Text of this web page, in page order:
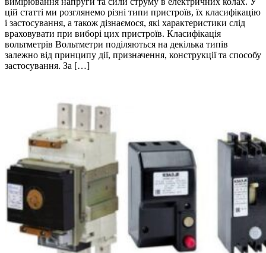
цій статті ми розглянемо різні типи пристроїв, їх класифікацію
і застосування, а також дізнаємося, які характеристики слід
враховувати при виборі цих пристроїв. Класифікація
вольтметрів Вольтметри поділяються на декілька типів
залежно від принципу дії, призначення, конструкції та способу
застосування. За […]